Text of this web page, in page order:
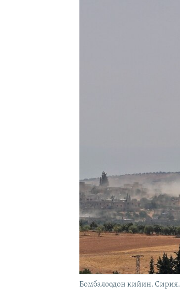
Бомбалоодон кийин. Сирия.